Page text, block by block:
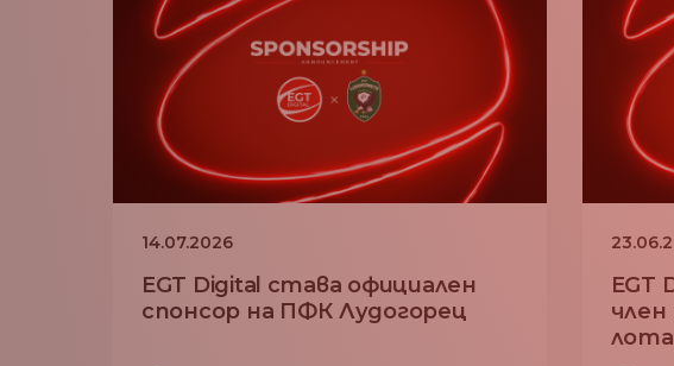
14.07.2026
EGT Digital става официален
спонсор на ПФК Лудогорец
EGT